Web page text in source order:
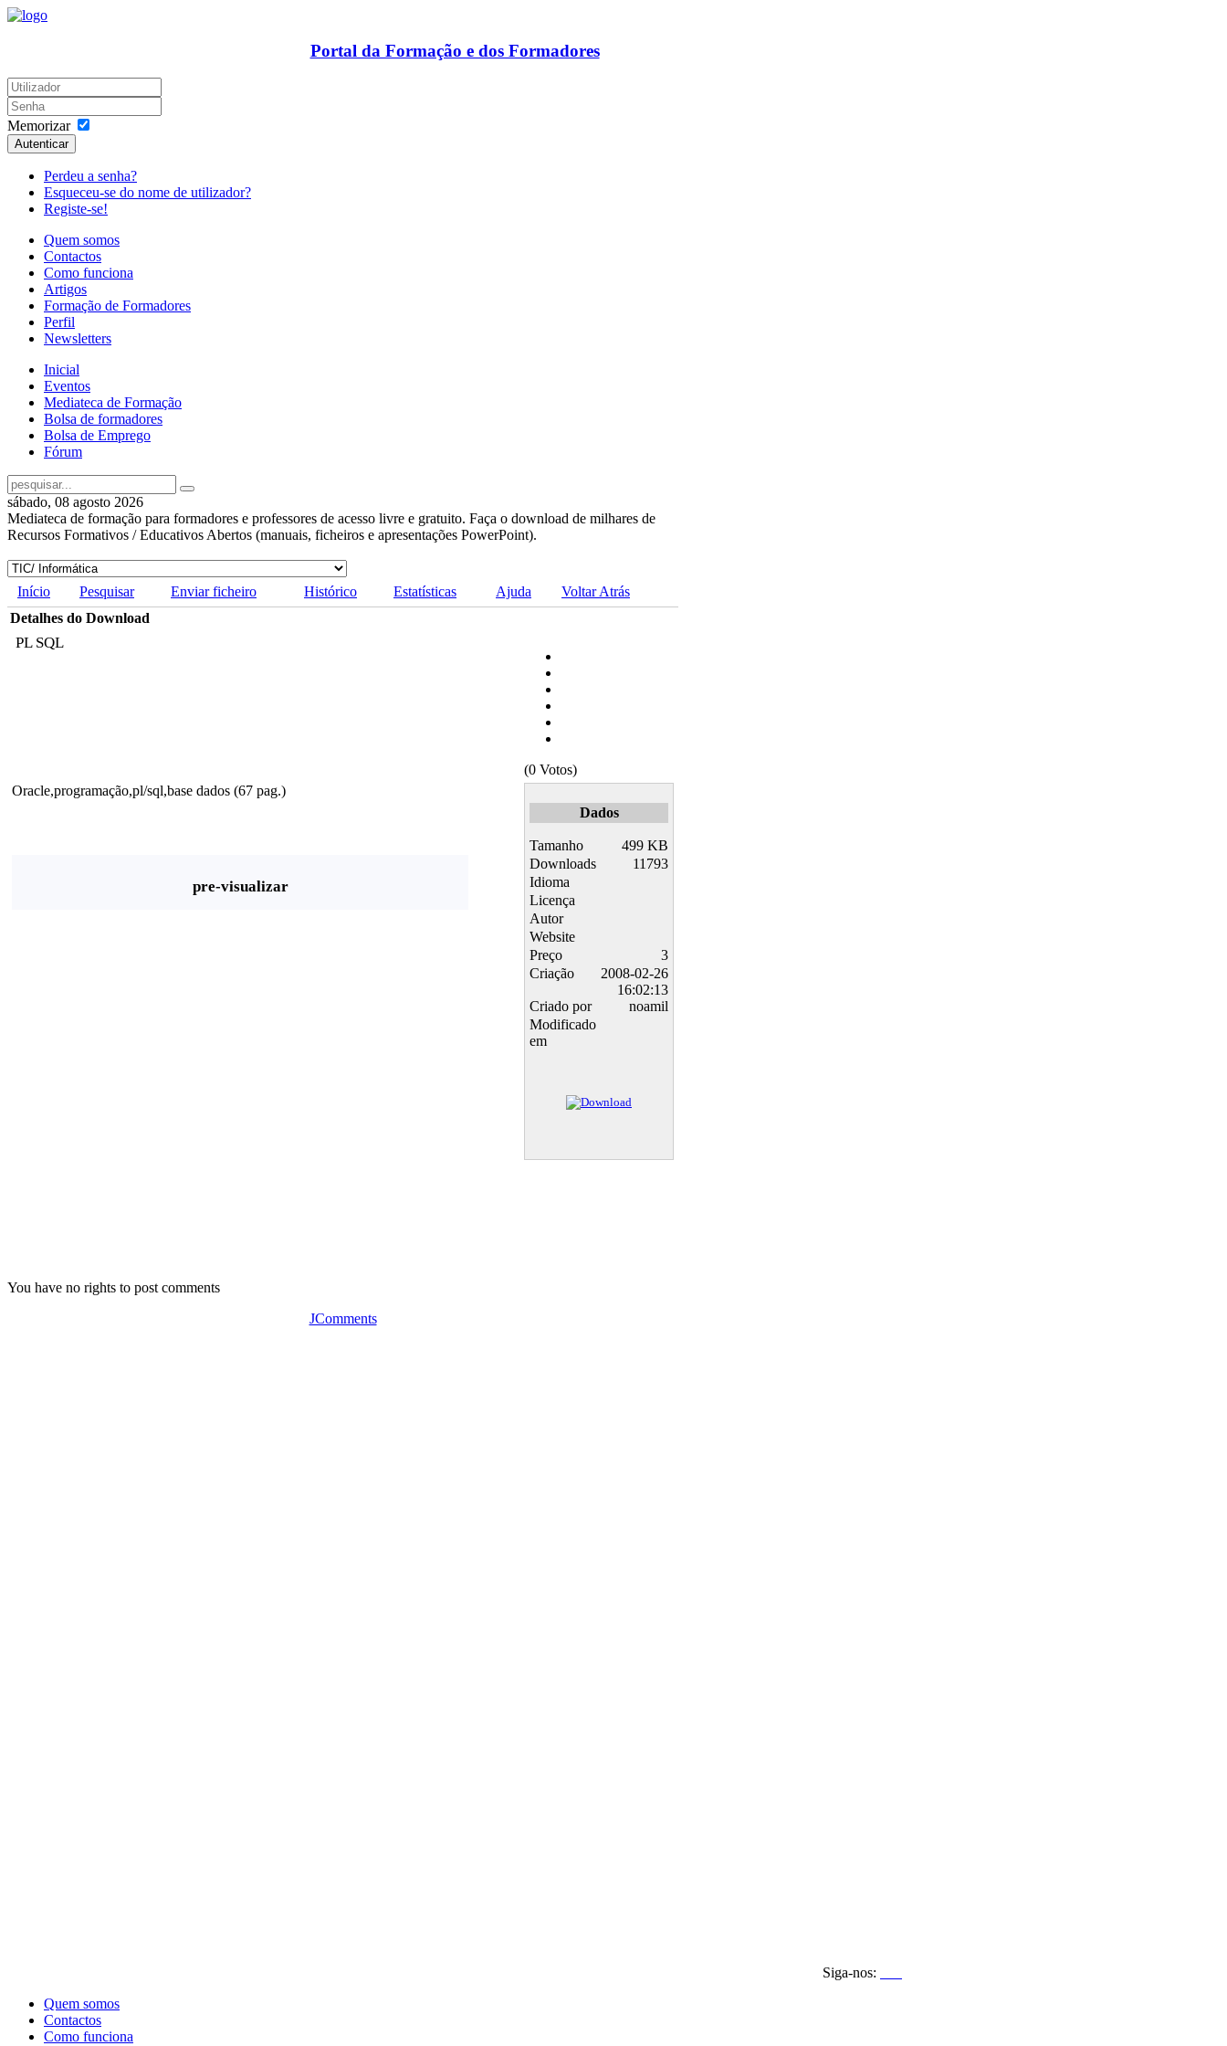
Portal da Formação e dos Formadores
Memorizar
Autenticar
Perdeu a senha?
Esqueceu-se do nome de utilizador?
Registe-se!
Quem somos
Contactos
Como funciona
Artigos
Formação de Formadores
Perfil
Newsletters
Inicial
Eventos
Mediateca de Formação
Bolsa de formadores
Bolsa de Emprego
Fórum
sábado, 08 agosto 2026
Mediateca de formação para formadores e professores de acesso livre e gratuito. Faça o download de milhares de
Recursos Formativos / Educativos Abertos (manuais, ficheiros e apresentações PowerPoint).
Início Pesquisar Enviar ficheiro Histórico Estatísticas Ajuda
Voltar Atrás
Detalhes do Download
PL SQL
(0 Votos)
Oracle,programação,pl/sql,base dados (67 pag.)
pre-visualizar
Dados
Tamanho
499 KB
Downloads
11793
Idioma
Licença
Autor
Website
Preço
3
Criação
2008-02-26
16:02:13
Criado por
noamil
Modificado
em
You have no rights to post comments
JComments
Siga-nos:
Quem somos
Contactos
Como funciona